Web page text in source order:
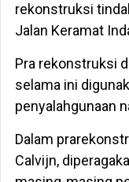
rekonstruksi
Jalan Keramat
Pra rekonstruksi
selama ini
penyalahgunaan
Dalam
Calvijn,